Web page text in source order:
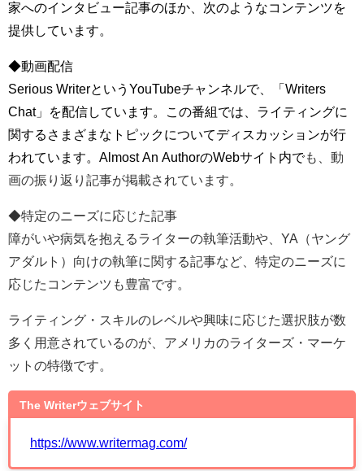
家へのインタビュー記事のほか、次のようなコンテンツを
提供しています。
◆動画配信
Serious WriterというYouTubeチャンネルで、「Writers
Chat」を配信しています。この番組では、ライティングに
関するさまざまなトピックについてディスカッションが行
われています。Almost An AuthorのWebサイト内でも、動
画の振り返り記事が掲載されています。
◆特定のニーズに応じた記事
障がいや病気を抱えるライターの執筆活動や、YA（ヤング
アダルト）向けの執筆に関する記事など、特定のニーズに
応じたコンテンツも豊富です。
ライティング・スキルのレベルや興味に応じた選択肢が数
多く用意されているのが、アメリカのライターズ・マーケ
ットの特徴です。
The Writerウェブサイト
https://www.writermag.com/